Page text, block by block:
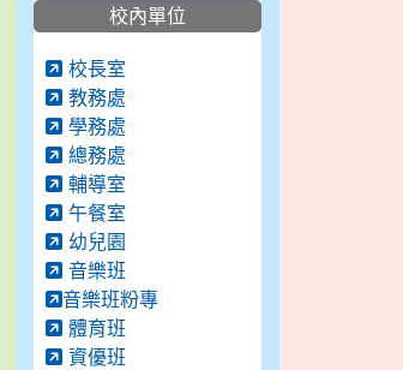
校內單位
校長室
教務處
學務處
總務處
輔導室
午餐室
幼兒園
音樂班
音樂班粉專
體育班
資優班